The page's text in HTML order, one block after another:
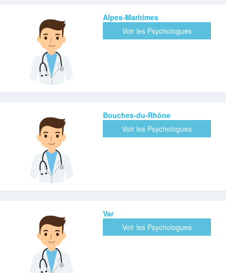
Alpes-Maritimes
Voir les Psychologues
Bouches-du-Rhône
Voir les Psychologues
Var
Voir les Psychologues